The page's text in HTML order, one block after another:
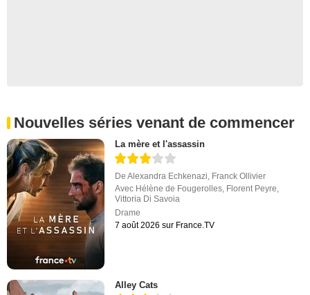
Nouvelles séries venant de commencer
La mère et l'assassin
DeAlexandra Echkenazi, Franck Ollivier
Avec Hélène de Fougerolles, Florent Peyre,
Vittoria Di Savoia
Drame
7 août 2026 sur France.TV
Alley Cats